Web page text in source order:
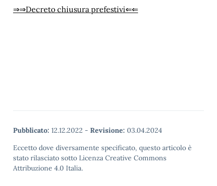
⇒⇒Decreto chiusura prefestivi⇐⇐
Pubblicato: 12.12.2022 - Revisione: 03.04.2024
Eccetto dove diversamente specificato, questo articolo è
stato rilasciato sotto Licenza Creative Commons
Attribuzione 4.0 Italia.